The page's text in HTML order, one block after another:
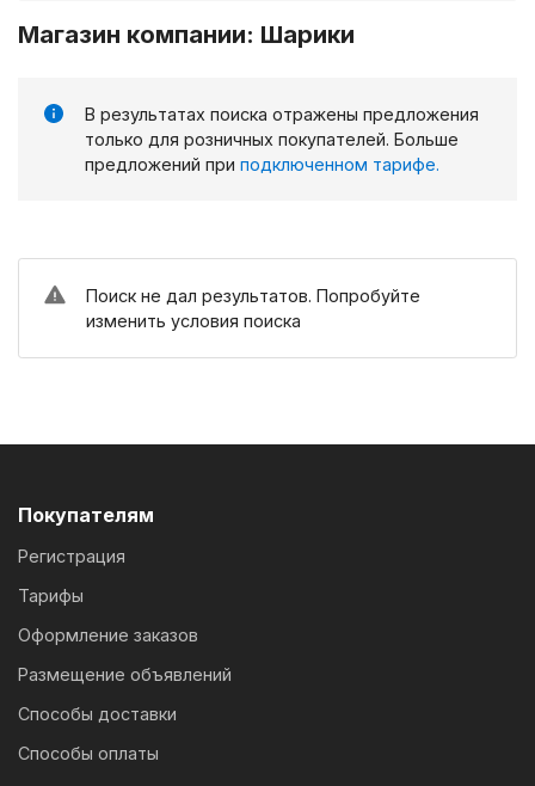
Магазин компании: Шарики
В результатах поиска отражены предложения
только для розничных покупателей. Больше
предложений при подключенном тарифе.
Поиск не дал результатов. Попробуйте
изменить условия поиска
Покупателям
Регистрация
Тарифы
Оформление заказов
Размещение объявлений
Способы доставки
Способы оплаты